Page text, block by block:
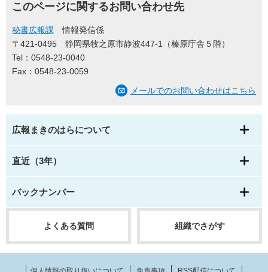
このページに関するお問い合わせ先
秘書広報課
情報発信係
〒421-0495
静岡県牧之原市静波447-1（榛原庁舎５階）
Tel：0548-23-0040
Fax：0548-23-0059
メールでのお問い合わせはこちら
広報まきのはらについて
直近（3年）
バックナンバー
よくある質問 組織でさがす